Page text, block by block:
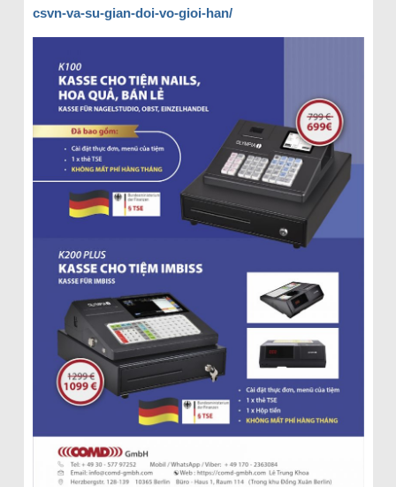
csvn-va-su-gian-doi-vo-gioi-han/